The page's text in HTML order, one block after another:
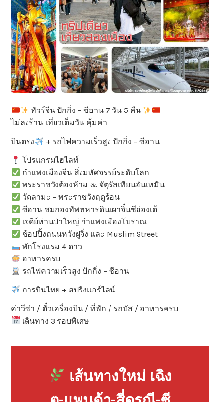
ทัวร์จีน ปักกิ่ง – ซีอาน 7 วัน 5 คืน
ไม่ลงร้าน เที่ยวเต็มวัน คุ้มค่า
บินตรง
+ รถไฟความเร็วสูง ปักกิ่ง – ซีอาน
โปรแกรมไฮไลท์
กำแพงเมืองจีน สิ่งมหัศจรรย์ระดับโลก
พระราชวังต้องห้าม & จัตุรัสเทียนอันเหมิน
วัดลามะ – พระราชวังฤดูร้อน
ซีอาน ชมกองทัพทหารดินเผาจิ๋นซีฮ่องเต้
เจดีย์ห่านป่าใหญ่ กำแพงเมืองโบราณ
ช้อปปิ้งถนนหวังฝูจิ่ง และ Muslim Street
พักโรงแรม 4 ดาว
อาหารครบ
รถไฟความเร็วสูง ปักกิ่ง – ซีอาน
การบินไทย + สปริงแอร์ไลน์
ค่าวีซ่า / ตั๋วเครื่องบิน / ที่พัก / รถบัส / อาหารครบ
เดินทาง 3 รอบพิเศษ
เส้นทางใหม่ เฉิง